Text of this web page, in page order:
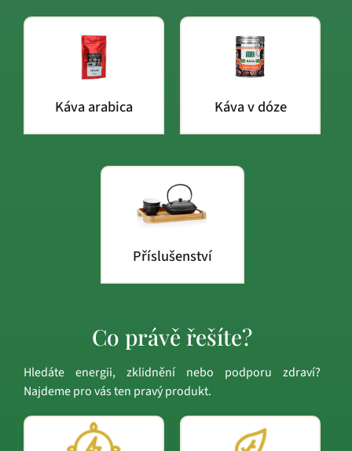
Káva arabica Káva v dóze
Příslušenství
Co právě řešíte?
Hledáte energii, zklidnění nebo podporu zdraví?
Najdeme pro vás ten pravý produkt.